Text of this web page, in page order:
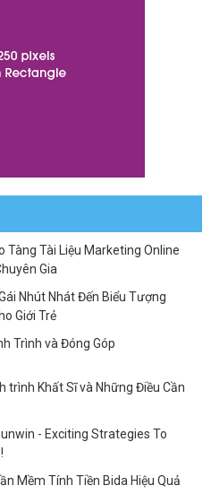
Tàng Tài Liệu Marketing Online
Gia
Nhút Nhát Đến Biểu Tượng
Giới Trẻ
Trình và Đóng Góp
trình Khất Sĩ và Những Điều Cần
- Exciting Strategies To
Mềm Tính Tiền Bida Hiệu Quả